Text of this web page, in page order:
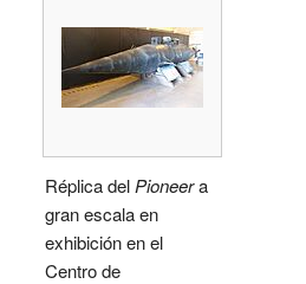
Réplica del Pioneera
gran escala en
exhibición en el
Centro de